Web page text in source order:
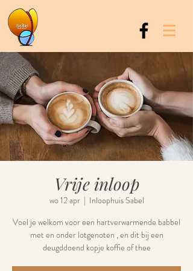
Vrije inloop
wo 12 apr
  |
Inloophuis Sabel
Voel je welkom voor een hartverwarmende babbel
met en onder lotgenoten , en dit bij een
deugddoend kopje koffie of thee